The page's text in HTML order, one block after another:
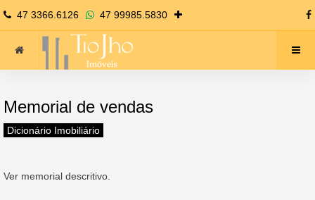
47 3366.6126 47 99985.5830
Memorial de vendas
Dicionário Imobiliário
Ver memorial descritivo.